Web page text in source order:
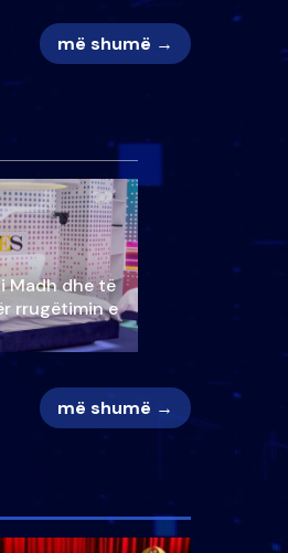
më shumë →
Madh dhe të
rrugëtimin e
më shumë →